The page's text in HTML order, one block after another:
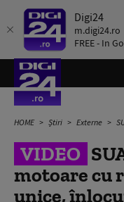
Digi24
m.digi24.ro
FREE - In
HOME Știri Externe
VIDEO
motoare cu
unice,